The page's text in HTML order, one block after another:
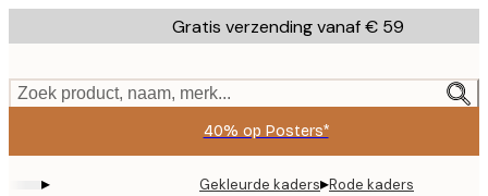
to
content.
Gratis verzending vanaf € 59
Zoek product, naam, merk...
40% op Posters*
▸ Gekleurde kaders▸Rode kaders